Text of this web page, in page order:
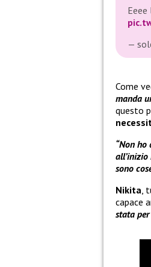
—
Come
manda
questo
“Non
all’inizio
sono
Nikita ,
capace
stata